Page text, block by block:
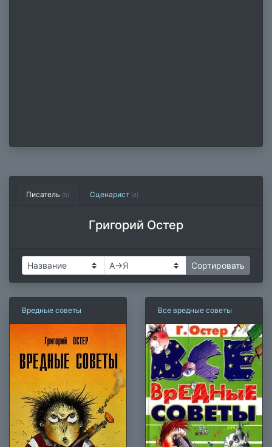
Писатель (5) Сценарист (4)
Григорий Остер
Вредные советы Все вредные советы